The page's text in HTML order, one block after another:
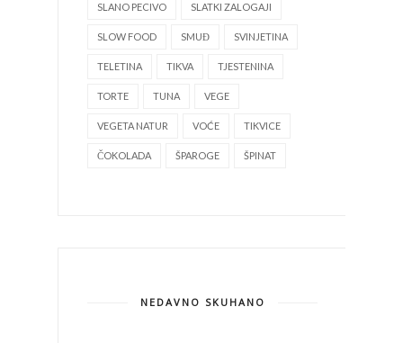
SLANO PECIVO SLATKI ZALOGAJI
SLOW FOOD SMUĐ SVINJETINA
TELETINA TIKVA TJESTENINA
TORTE TUNA VEGE
VEGETA NATUR VOĆE TIKVICE
ČOKOLADA ŠPAROGE ŠPINAT
NEDAVNO SKUHANO